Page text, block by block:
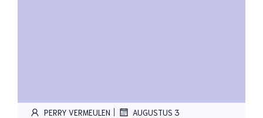
PERRY VERMEULEN | AUGUSTUS 3